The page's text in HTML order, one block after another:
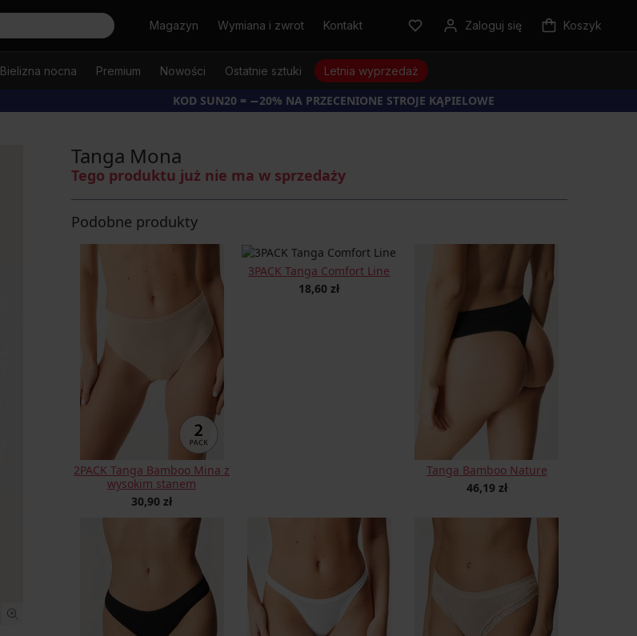
SzukajMagazyn Wymiana i zwrot Kontakt Zaloguj się Koszyk
Bielizna nocna Premium Nowości Ostatnie sztuki Letnia wyprzedaż
KOD SUN20 = −20% NA PRZECENIONE STROJE KĄPIELOWE
Tanga Mona
Tego produktu już nie ma w sprzedaży
Podobne produkty
2PACK Tanga Bamboo Mina z
wysokim stanem
30,90 zł
3PACK Tanga Comfort Line
18,60 zł
Tanga Bamboo Nature
46,19 zł